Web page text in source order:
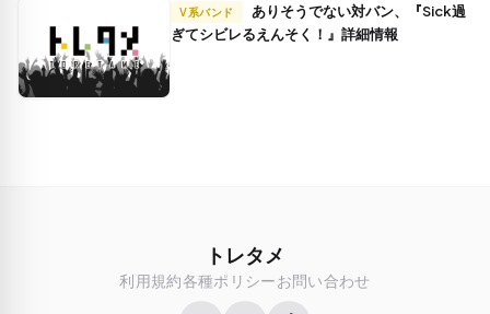
V系バンド
ぎてシビレるえんそく！』詳細情報
トレタメ
利用規約各種ポリシーお問い合わせ